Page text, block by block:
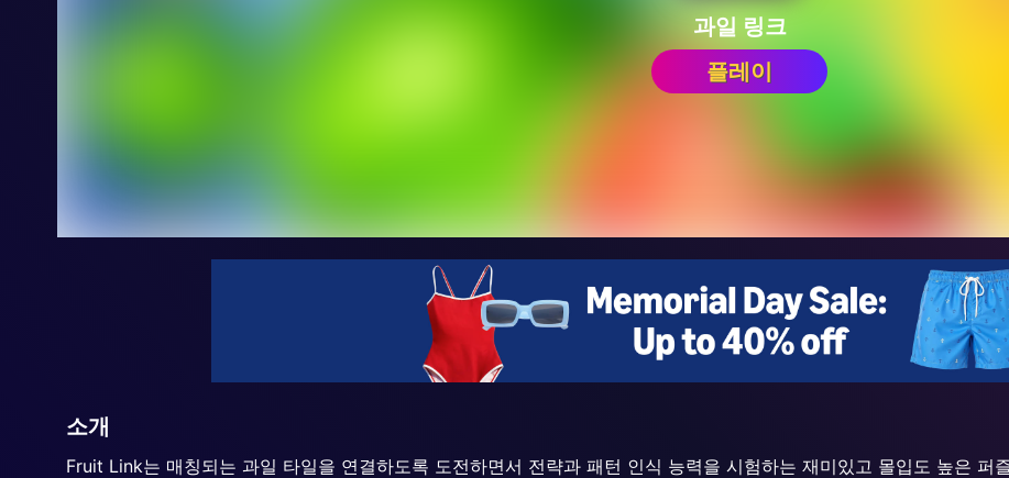
과일 링크
플레이
소개
Fruit Link는 매칭되는 과일 타일을 연결하도록 도전하면서 전략과 패턴 인식 능력을 시험하는 재미있고 몰입도 높은 퍼